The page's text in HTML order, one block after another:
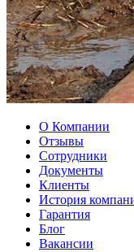
О Компании
Отзывы
Сотрудники
Документы
Клиенты
История
Гарантия
Блог
Вакансии